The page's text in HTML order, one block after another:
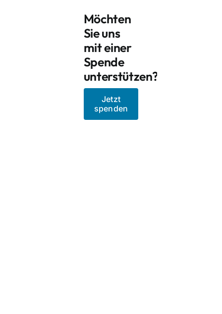
Möchten
Sie uns
mit einer
Spende
unterstützen?
Jetzt
spenden